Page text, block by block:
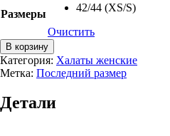
Размеры
42/44 (XS/S)
Очистить
Количество
товара
Халат
В корзину
Категория: Халаты женские
Метка: Последний размер
Детали